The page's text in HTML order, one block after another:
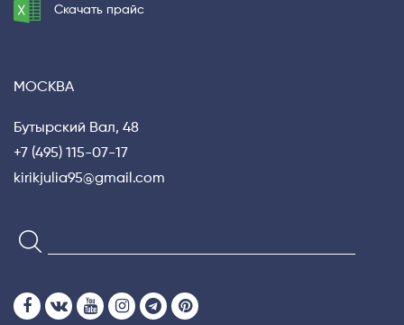
Скачать прайс
МОСКВА
Бутырский Вал, 48
+7 (495) 115-07-17
kirikjulia95@gmail.com